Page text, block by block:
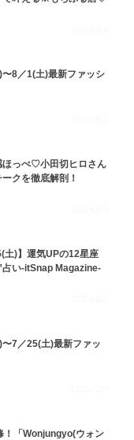
〜8／1(土)最新ファッシ
ほっぺ♡小田切ヒロさん
クを徹底解剖！
土)】運気UPの12星座
占い-itSnap Magazine-
〜7／25(土)最新ファッ
！「Wonjungyo(ウォン